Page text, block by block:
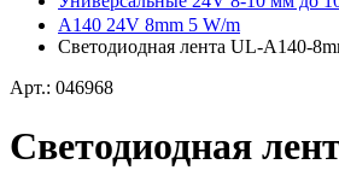
A140 24V 8mm 5 W/m
Светодиодная лента UL-A140-
Арт.: 046968
Светодиодная